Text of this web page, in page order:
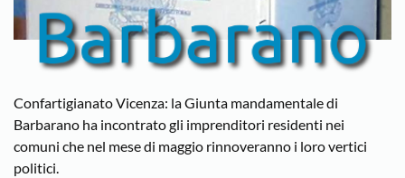
Confartigianato Vicenza: la Giunta mandamentale di
Barbarano ha incontrato gli imprenditori residenti nei
comuni che nel mese di maggio rinnoveranno i loro vertici
politici.